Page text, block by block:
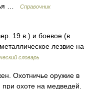
…
Справочник
19 в.) и боевое (в
лезвие на
словарь
Охотничье оружие в
охоте на медведей.